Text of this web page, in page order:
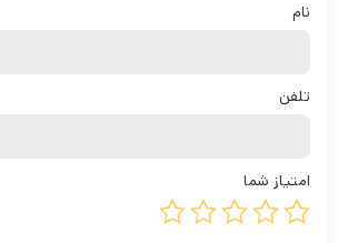
نام
تلفن
امتیاز شما